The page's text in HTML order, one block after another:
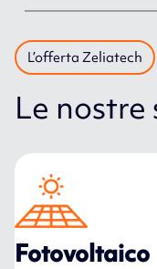
L’offerta Zeliatech
Le nostre
Fotovoltaico